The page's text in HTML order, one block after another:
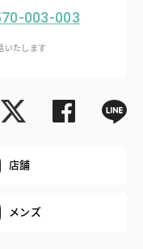
003-003
いたします
店舗
メンズ